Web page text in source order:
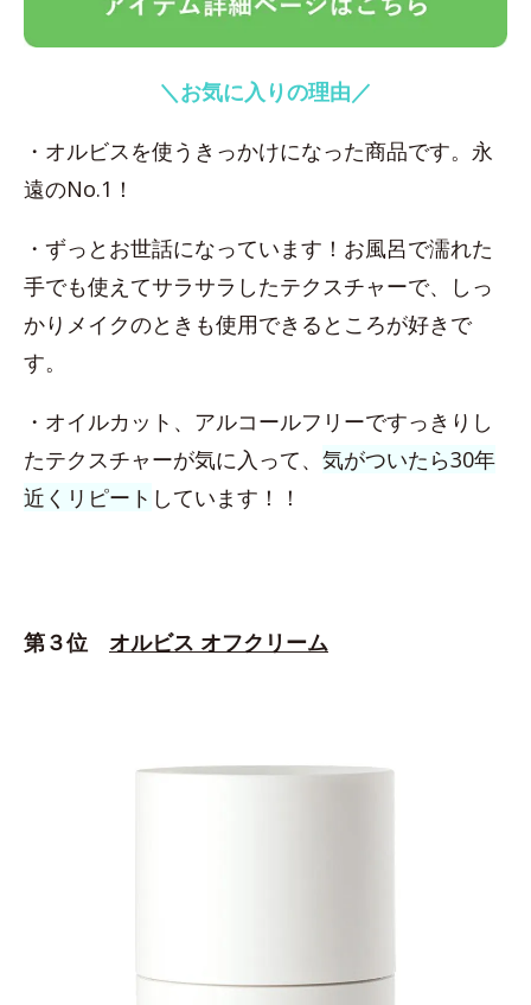
＼お気に入りの理由／
・オルビスを使うきっかけになった商品です。永
遠のNo.1！
・ずっとお世話になっています！お風呂で濡れた
手でも使えてサラサラしたテクスチャーで、しっ
かりメイクのときも使用できるところが好きで
す。
・オイルカット、アルコールフリーですっきりし
たテクスチャーが気に入って、 気がついたら30年
近くリピート しています！！
第３位 オルビス オフクリーム